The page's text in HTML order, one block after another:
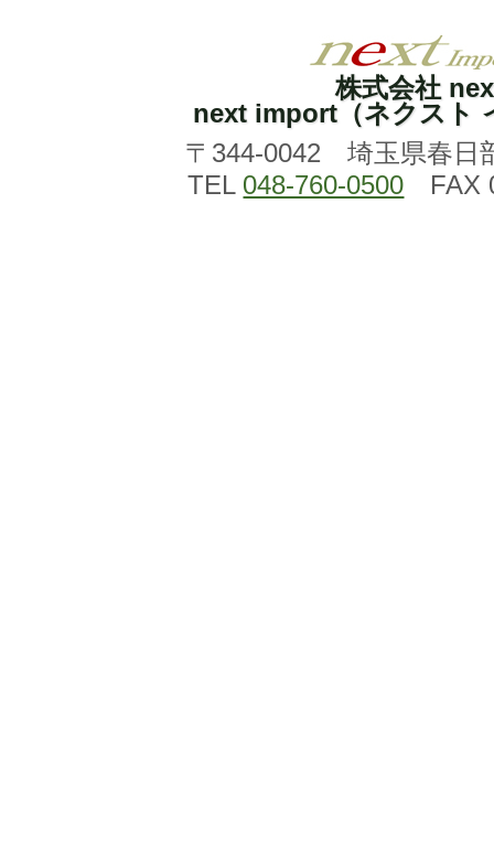
株式会社
next import（ネクスト
〒344-0042 埼玉県春日
TEL 048-760-0500 FAX